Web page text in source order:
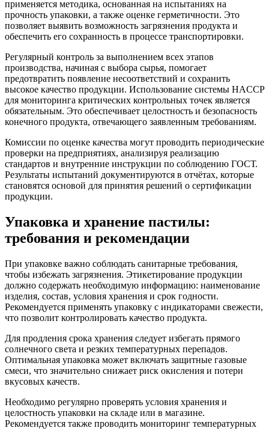
применяется методика, основанная на испытаниях на
прочность упаковки, а также оценке герметичности. Это
позволяет выявить возможность загрязнения продукта и
обеспечить его сохранность в процессе транспортировки.
Регулярный контроль за выполнением всех этапов
производства, начиная с выбора сырья, помогает
предотвратить появление несоответствий и сохранить
высокое качество продукции. Использование системы HACCP
для мониторинга критических контрольных точек является
обязательным. Это обеспечивает целостность и безопасность
конечного продукта, отвечающего заявленным требованиям.
Комиссии по оценке качества могут проводить периодические
проверки на предприятиях, анализируя реализацию
стандартов и внутренние инструкции по соблюдению ГОСТ.
Результаты испытаний документируются в отчётах, которые
становятся основой для принятия решений о сертификации
продукции.
Упаковка и хранение пастилы:
требования и рекомендации
При упаковке важно соблюдать санитарные требования,
чтобы избежать загрязнения. Этикетирование продукции
должно содержать необходимую информацию: наименование
изделия, состав, условия хранения и срок годности.
Рекомендуется применять упаковку с индикаторами свежести,
что позволит контролировать качество продукта.
Для продления срока хранения следует избегать прямого
солнечного света и резких температурных перепадов.
Оптимальная упаковка может включать защитные газовые
смеси, что значительно снижает риск окисления и потери
вкусовых качеств.
Необходимо регулярно проверять условия хранения и
целостность упаковки на складе или в магазине.
Рекомендуется также проводить мониторинг температурных